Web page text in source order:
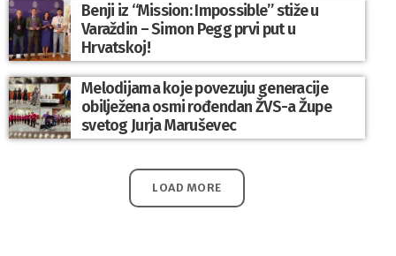
Benji iz “Mission: Impossible” stiže u
Varaždin – Simon Pegg prvi put u
Hrvatskoj!
Melodijama koje povezuju generacije
obilježena osmi rođendan ŽVS-a Župe
svetog Jurja Maruševec
LOAD MORE